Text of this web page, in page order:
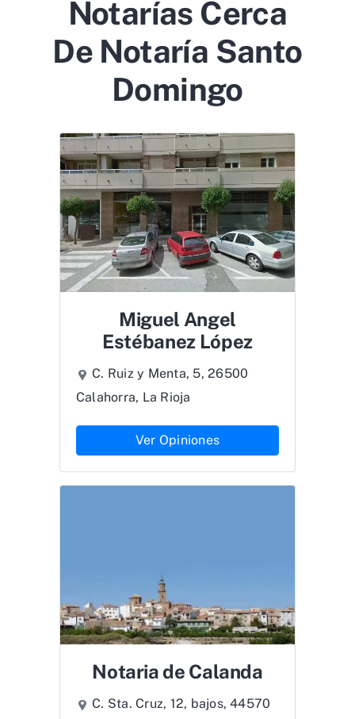
Notarías Cerca
De Notaría Santo
Domingo
Miguel Angel
Estébanez López
C. Ruiz y Menta, 5, 26500
Calahorra, La Rioja
Ver Opiniones
Notaria de Calanda
C. Sta. Cruz, 12, bajos, 44570